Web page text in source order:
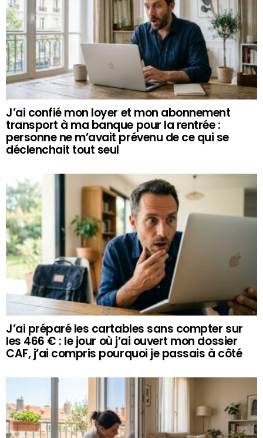
J’ai confié mon loyer et mon abonnement
transport à ma banque pour la rentrée :
personne ne m’avait prévenu de ce qui se
déclenchait tout seul
J’ai préparé les cartables sans compter sur
les 466 € : le jour où j’ai ouvert mon dossier
CAF, j’ai compris pourquoi je passais à côté